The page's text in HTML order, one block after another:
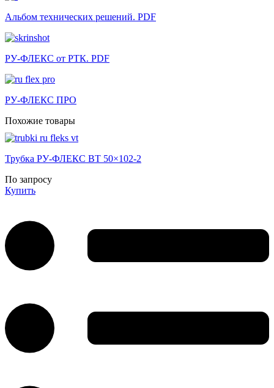
Альбом технических решений. PDF
РУ-ФЛЕКС от РТК. PDF
РУ-ФЛЕКС ПРО
Похожие товары
Трубка РУ-ФЛЕКС ВТ 50×102-2
По запросу
Купить